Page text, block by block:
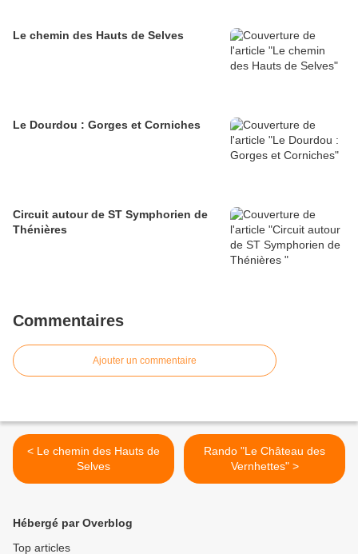
Le chemin des Hauts de Selves
Le Dourdou : Gorges et Corniches
Circuit autour de ST Symphorien de
Thénières
Commentaires
Ajouter un commentaire
< Le chemin des Hauts de
Selves
Rando "Le Château des
Vernhettes" >
Hébergé par Overblog
Top articles